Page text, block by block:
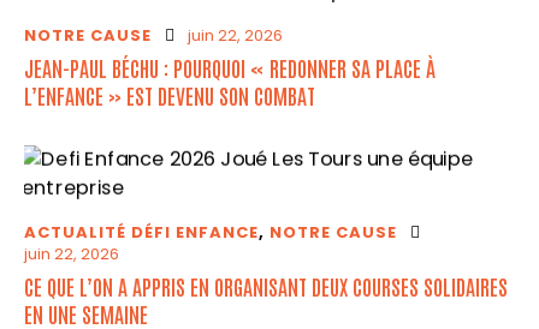
NOTRE CAUSE juin 22, 2026
JEAN-PAUL BÉCHU : POURQUOI « REDONNER SA PLACE À
L’ENFANCE » EST DEVENU SON COMBAT
ACTUALITÉ DÉFI ENFANCE, NOTRE CAUSE
juin 22, 2026
CE QUE L’ON A APPRIS EN ORGANISANT DEUX COURSES SOLIDAIRES
EN UNE SEMAINE